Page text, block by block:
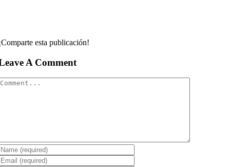
esta publicación!
A Comment